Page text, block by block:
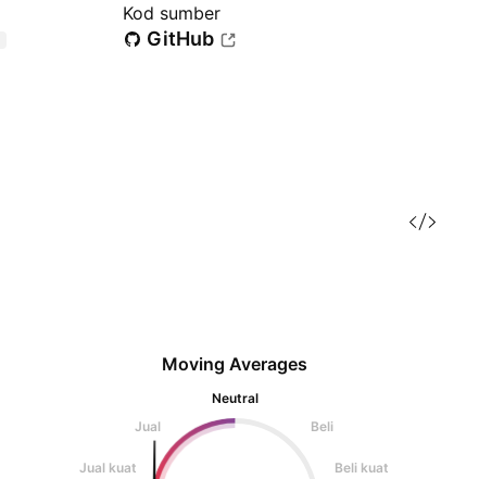
Kod sumber
GitHub
Moving Averages
Neutral
Jual
Beli
Jual kuat Beli kuat